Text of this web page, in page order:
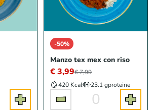
-50%
Manzo tex mex con riso
€ 3,99€ 7,99
420 Kcal
23.1 gproteine
0